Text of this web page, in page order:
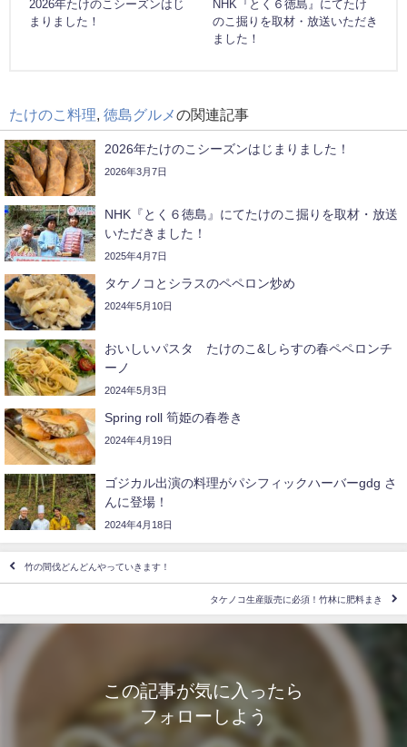
2026年たけのこシーズンはじ
まりました！
NHK『とく６徳島』にてたけ
のこ掘りを取材・放送いただき
ました！
たけのこ料理, 徳島グルメの関連記事
2026年たけのこシーズンはじまりました！
2026年3月7日
NHK『とく６徳島』にてたけのこ掘りを取材・放送
いただきました！
2025年4月7日
タケノコとシラスのペペロン炒め
2024年5月10日
おいしいパスタ たけのこ&しらすの春ペペロンチ
ーノ
2024年5月3日
Spring roll 筍姫の春巻き
2024年4月19日
ゴジカル出演の料理がパシフィックハーバーgdg さ
んに登場！
2024年4月18日
竹の間伐どんどんやっていきます！
タケノコ生産販売に必須！竹林に肥料まき
この記事が気に入ったら
フォローしよう